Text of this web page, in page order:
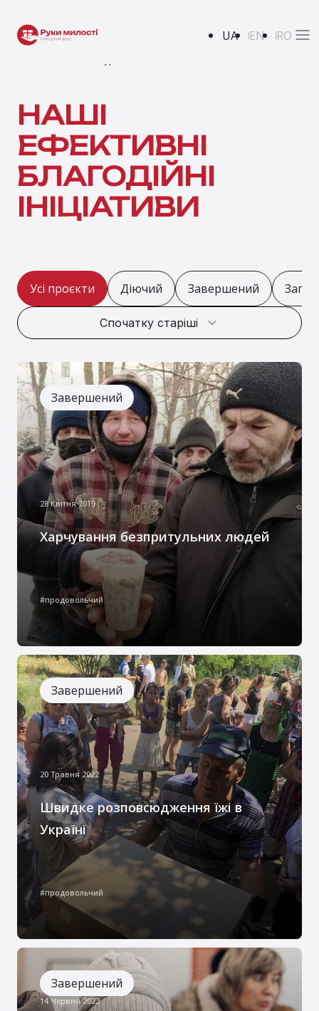
UA EN RO
НАШІ
ЕФЕКТИВНІ
БЛАГОДІЙНІ
ІНІЦІАТИВИ
Усі проєкти Діючий Завершений
Спочатку старіші
Завершений
28 Квітня 2019
Харчування безпритульних людей
Протягом 2019-2021 років волонтерами
благодійного фонду “Руки милості” було
реалізовано проєкт з харчування
безпритульних людей
#продовольчий
Завершений
20 Травня 2022
Швидке розповсюдження їжі в
Україні
З початку повномасштабної війни чи не
кожен українець зустрічався з
труднощами в тій чи іншій сфері. Однією
із найгостріших була проблема
відсутності достатньої кількості харчових
продуктів, особливо в областях де
безпосередньо велися бойові дії
#продовольчий
Завершений
14 Червня 2022